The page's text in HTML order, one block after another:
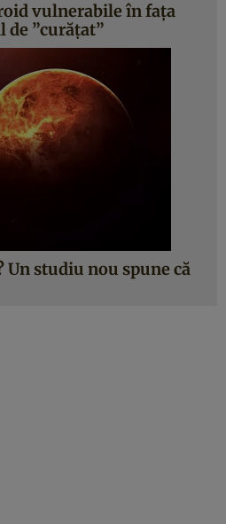
vulnerabile în faţa
”curăţat”
Un studiu nou spune că